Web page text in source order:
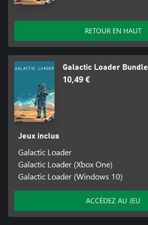
RETOUR EN HAUT
Galactic Loader Bundle
10,49 €
Jeux inclus
Galactic Loader
Galactic Loader (Xbox One)
Galactic Loader (Windows 10)
ACCÉDEZ AU JEU